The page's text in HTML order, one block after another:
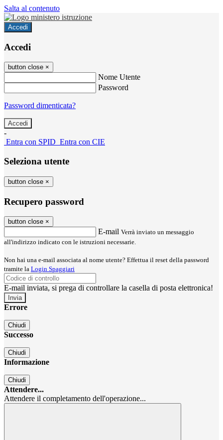
Salta al contenuto
Accedi
Accedi
button close ×
Nome Utente
Password
Password dimenticata?
-
Entra con SPID Entra con CIE
Seleziona utente
button close ×
Recupero password
button close ×
E-mail Verrà inviato un messaggio
all'indirizzo indicato con le istruzioni necessarie.
Non hai una e-mail associata al nome utente? Effettua il reset della password
tramite la Login Spaggiari
E-mail inviata, si prega di controllare la casella di posta elettronica!
Errore
Chiudi
Successo
Chiudi
Informazione
Chiudi
Attendere...
Attendere il completamento dell'operazione...